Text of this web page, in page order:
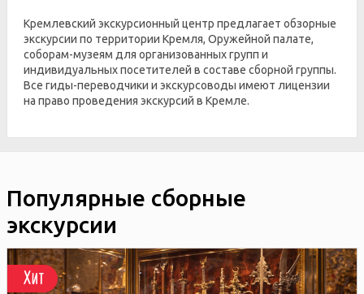
Кремлевский экскурсионный центр предлагает обзорные
экскурсии по территории Кремля, Оружейной палате,
соборам-музеям для организованных групп и
индивидуальных посетителей в составе сборной группы.
Все гиды-переводчики и экскурсоводы имеют лицензии
на право проведения экскурсий в Кремле.
Популярные сборные
экскурсии
Хит